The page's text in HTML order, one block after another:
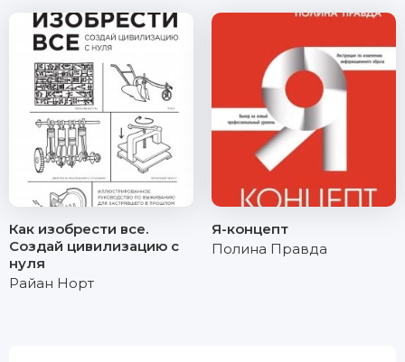
Как изобрести все.
Создай цивилизацию с
нуля
Райан Норт
Я-концепт
Полина Правда